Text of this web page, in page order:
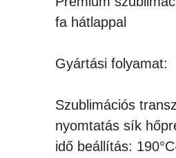
fa hátlappal
Gyártási folyamat:
Szublimációs
nyomtatás sík
idő beállítás: